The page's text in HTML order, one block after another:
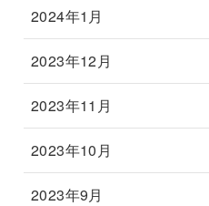
2024年1月
2023年12月
2023年11月
2023年10月
2023年9月